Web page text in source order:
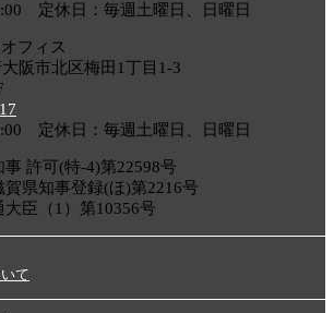
定休日：毎週土曜日、日曜日
フィス
阪市北区梅田1丁目1-3
定休日：毎週土曜日、日曜日
許可(特-4)第22598号
県知事登録(ほ)第2216号
臣（1）第10356号
て